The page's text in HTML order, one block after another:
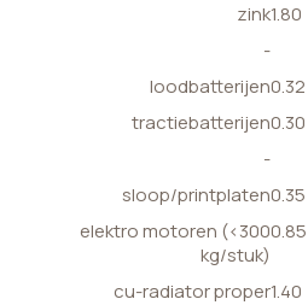
zink1.80
-
loodbatterijen0.32
tractiebatterijen0.30
-
sloop/printplaten0.35
elektro motoren (<300
kg/stuk)
0.85
cu-radiator proper1.40